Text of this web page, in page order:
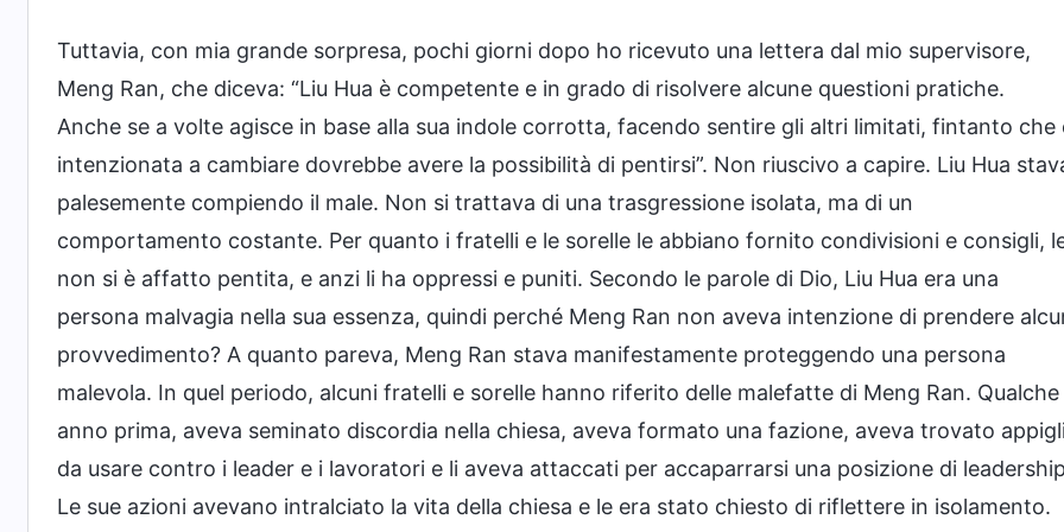
Tuttavia, con mia grande sorpresa, pochi giorni dopo ho ricevuto una lettera dal mio supervisore,
Meng Ran, che diceva: “Liu Hua è competente e in grado di risolvere alcune questioni pratiche.
Anche se a volte agisce in base alla sua indole corrotta, facendo sentire gli altri limitati, fintanto che
intenzionata a cambiare dovrebbe avere la possibilità di pentirsi”. Non riuscivo a capire. Liu Hua
palesemente compiendo il male. Non si trattava di una trasgressione isolata, ma di un
comportamento costante. Per quanto i fratelli e le sorelle le abbiano fornito condivisioni e consigli,
non si è affatto pentita, e anzi li ha oppressi e puniti. Secondo le parole di Dio, Liu Hua era una
persona malvagia nella sua essenza, quindi perché Meng Ran non aveva intenzione di prendere
provvedimento? A quanto pareva, Meng Ran stava manifestamente proteggendo una persona
malevola. In quel periodo, alcuni fratelli e sorelle hanno riferito delle malefatte di Meng Ran. Qualche
anno prima, aveva seminato discordia nella chiesa, aveva formato una fazione, aveva trovato appigli
da usare contro i leader e i lavoratori e li aveva attaccati per accaparrarsi una posizione di
Le sue azioni avevano intralciato la vita della chiesa e le era stato chiesto di riflettere in isolamento.